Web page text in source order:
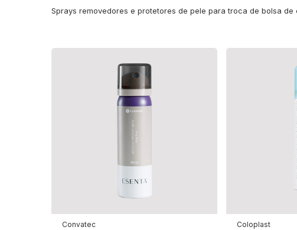
Sprays removedores e protetores de pele para troca de bolsa de
Convatec Coloplast